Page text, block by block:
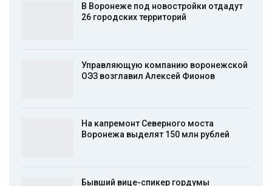
В Воронеже под новостройки отдадут
26 городских территорий
Управляющую компанию воронежской
ОЭЗ возглавил Алексей Фионов
На капремонт Северного моста
Воронежа выделят 150 млн рублей
Бывший вице-спикер гордумы